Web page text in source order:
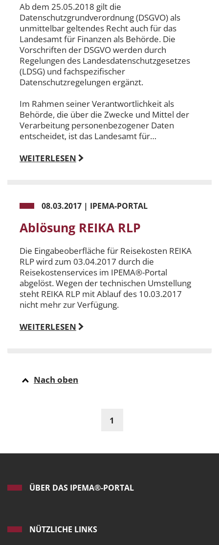
Ab dem 25.05.2018 gilt die
Datenschutzgrundverordnung (DSGVO) als
unmittelbar geltendes Recht auch für das
Landesamt für Finanzen als Behörde. Die
Vorschriften der DSGVO werden durch
Regelungen des Landesdatenschutzgesetzes
(LDSG) und fachspezifischer
Datenschutzregelungen ergänzt.
Im Rahmen seiner Verantwortlichkeit als
Behörde, die über die Zwecke und Mittel der
Verarbeitung personenbezogener Daten
entscheidet, ist das Landesamt für…
WEITERLESEN
08.03.2017 | IPEMA-PORTAL
Ablösung REIKA RLP
Die Eingabeoberfläche für Reisekosten REIKA
RLP wird zum 03.04.2017 durch die
Reisekostenservices im IPEMA®-Portal
abgelöst. Wegen der technischen Umstellung
steht REIKA RLP mit Ablauf des 10.03.2017
nicht mehr zur Verfügung.
WEITERLESEN
Nach oben
1
ÜBER DAS IPEMA®-PORTAL
NÜTZLICHE LINKS